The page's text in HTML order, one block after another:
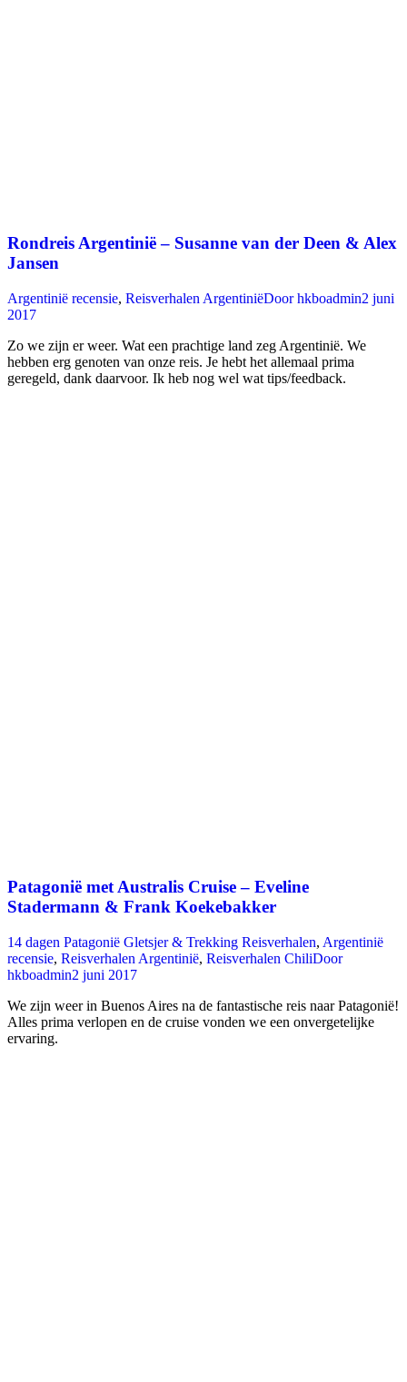
Rondreis Argentinië – Susanne van der Deen & Alex
Jansen
Argentinië recensie, Reisverhalen ArgentiniëDoorhkboadmin2 juni
2017
Zo we zijn er weer. Wat een prachtige land zeg Argentinië. We
hebben erg genoten van onze reis. Je hebt het allemaal prima
geregeld, dank daarvoor. Ik heb nog wel wat tips/feedback.
Patagonië met Australis Cruise – Eveline
Stadermann & Frank Koekebakker
14 dagen Patagonië Gletsjer & Trekking Reisverhalen, Argentinië
recensie, Reisverhalen Argentinië, Reisverhalen ChiliDoor
hkboadmin2 juni 2017
We zijn weer in Buenos Aires na de fantastische reis naar Patagonië!
Alles prima verlopen en de cruise vonden we een onvergetelijke
ervaring.